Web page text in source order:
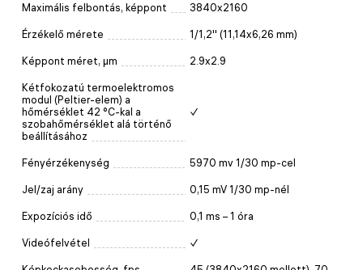
Maximális felbontás, képpont 3840x2160
Érzékelő mérete 1/1,2'' (11,14x6,26 mm)
Képpont méret, μm 2.9x2.9
Kétfokozatú termoelektromos
modul (Peltier-elem) a
hőmérséklet 42 °C-kal a
szobahőmérséklet alá történő
beállításához
✓
Fényérzékenység 5970 mv 1/30 mp-cel
Jel/zaj arány 0,15 mV 1/30 mp-nél
Expozíciós idő 0,1 ms – 1 óra
Videófelvétel ✓